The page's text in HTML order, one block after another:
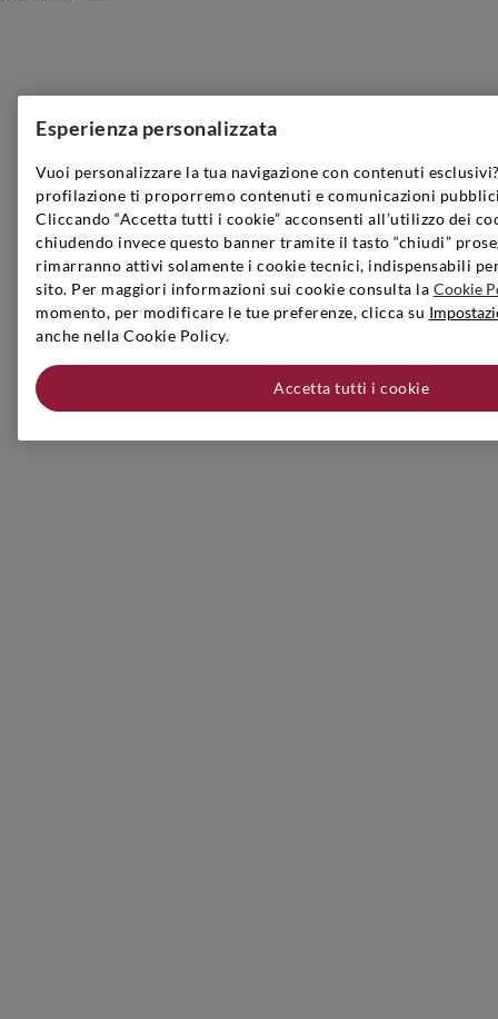
Esperienza personalizzata
Vuoi personalizzare la tua navigazione con contenuti
profilazione ti proporremo contenuti e comunicazioni
Cliccando “Accetta tutti i cookie” acconsenti all’utilizzo dei
chiudendo invece questo banner tramite il tasto “chiudi”
rimarranno attivi solamente i cookie tecnici, indispensabili
sito. Per maggiori informazioni sui cookie consulta la Cookie
momento, per modificare le tue preferenze, clicca su
anche nella Cookie Policy.
Accetta tutti i cookie